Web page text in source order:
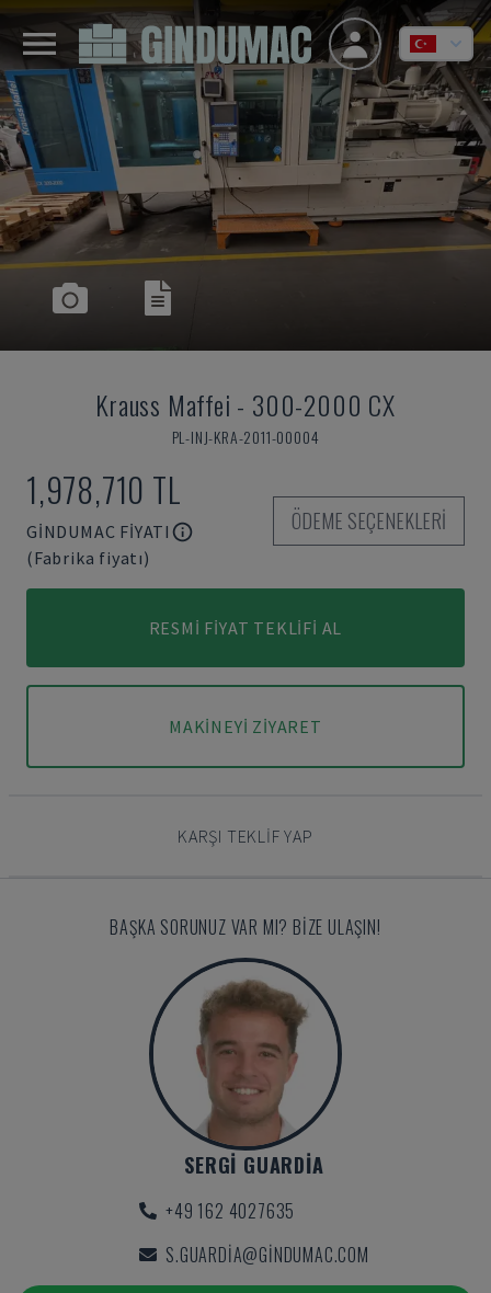
Krauss Maffei - 300-2000 CX
PL-INJ-KRA-2011-00004
1,978,710 TL
GINDUMAC FIYATI
(Fabrika fiyatı)
ÖDEME SEÇENEKLERI
RESMI FIYAT TEKLIFI AL
MAKINEYI ZIYARET
KARŞI TEKLIF YAP
BAŞKA SORUNUZ VAR MI? BIZE ULAŞIN!
SERGI GUARDIA
+49 162 4027635
S.GUARDIA@GINDUMAC.COM